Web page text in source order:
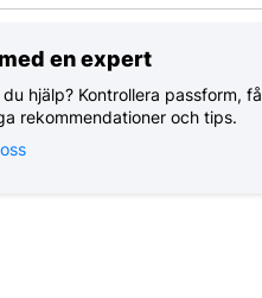
en expert
du hjälp? Kontrollera passform, få
rekommendationer och tips.